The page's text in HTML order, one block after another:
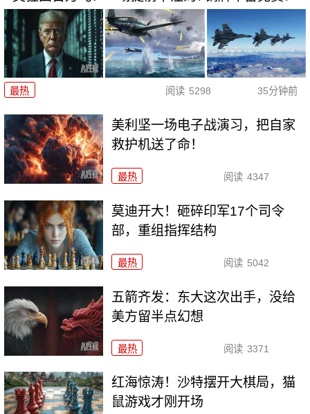
最热 阅读 5298 35分钟前
美利坚一场电子战演习，把自家
救护机送了命！
最热 阅读 4347
莫迪开大！砸碎印军17个司令
部，重组指挥结构
最热 阅读 5042
五箭齐发：东大这次出手，没给
美方留半点幻想
最热 阅读 3371
红海惊涛！沙特摆开大棋局，猫
鼠游戏才刚开场